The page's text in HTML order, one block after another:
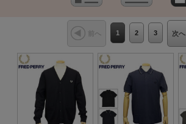
前へ 1 2 3 次へ